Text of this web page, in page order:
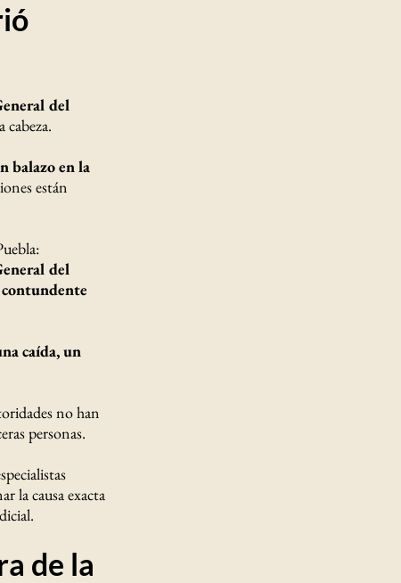
del
cabeza.
balazo en la
están
del
contundente
caída, un
no han
personas.
la causa exacta
de la